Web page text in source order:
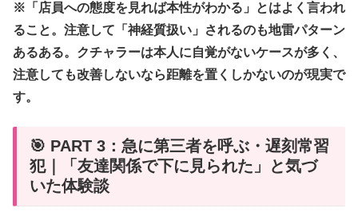
※「店員への態度を見れば本性がわかる」とはよく言われ
ること。注意して「神経質扱い」されるのも地雷パターン
あるある。クチャラーは本人に自覚がないケースが多く、
注意しても改善しないなら距離を置くしかないのが現実で
す。
🎯 PART 3：急に第三者を呼ぶ・遅刻常習
犯｜「友達関係で下に見られた」と気づ
いた体験談